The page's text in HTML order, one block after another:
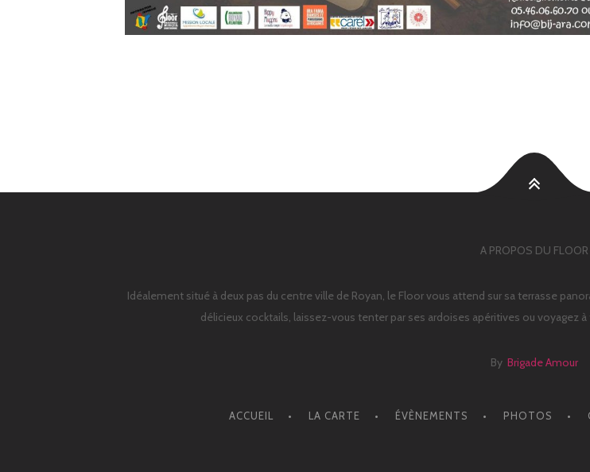
A PROPOS DU FLOOR
Idéalement situé à deux pas du centre ville de Royan, le Floor vous attend sur sa terrasse
délicieux cocktails, laissez-vous tenter par ses ardoises apéritives ou voyagez
By Brigade Amour
ACCUEIL LA CARTE ÉVÈNEMENTS PHOTOS